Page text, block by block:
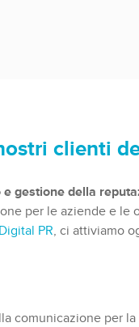
clienti
gestione della
per le aziende e le
Digital PR , ci attiviamo
comunicazione per